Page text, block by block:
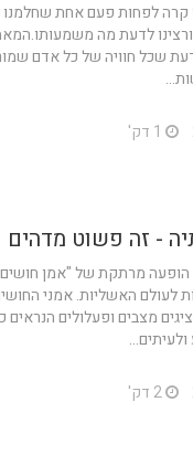
לפחות פעם אחת שחלמנו
לדעת מה
שכל חוויה של כל אדם
- זה פשוט מדהים
מרתקת של "אמן
לעולם האשליות. אמני
מצבים ופעלולים הנראים